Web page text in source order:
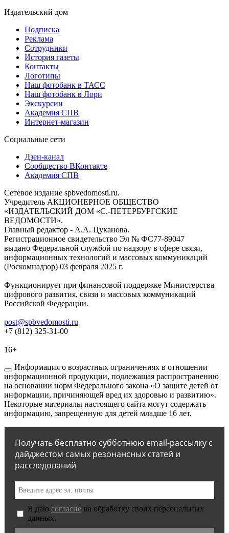
Издательский дом
Подписка
Реклама
Сотрудники
История газеты
Контакты
Логотипы
Наш фотобанк в ТАСС
Наш фотобанк в Лори
Экскурсии
Академия СПВ
Интернет-магазин
Социальные сети
Дзен-канал
Сообщество ВКонтакте
Академия СПВ
Сетевое издание spbvedomosti.ru.
Учредитель АКЦИОНЕРНОЕ ОБЩЕСТВО
«ИЗДАТЕЛЬСКИЙ ДОМ «С.-ПЕТЕРБУРГСКИЕ
ВЕДОМОСТИ».
Главный редактор - А.А. Цуканова.
Регистрационное свидетельство Эл № ФС77-89047
выдано Федеральной службой по надзору в сфере связи,
информационных технологий и массовых коммуникаций
(Роскомнадзор) 03 февраля 2025 г.
Функционирует при финансовой поддержке Министерства
цифрового развития, связи и массовых коммуникаций
Российской Федерации.
post@spbvedomosti.ru
+7 (812) 325-31-00
16+
Информация о возрастных ограничениях в отношении
информационной продукции, подлежащая распространению
на основании норм Федерального закона «О защите детей от
информации, причиняющей вред их здоровью и развитию».
Некоторые материалы настоящего сайта могут содержать
информацию, запрещенную для детей младше 16 лет.
Получать бесплатно субботнюю email-рассылку с
дайджестом самых резонансных статей и
расследований
Я даю согласие на обработку своих персональных
данных.